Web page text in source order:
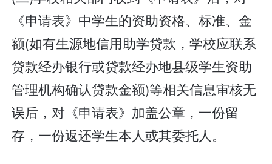
《申请表》中学生的资助资格、标准、金
额(如有生源地信用助学贷款，学校应联系
贷款经办银行或贷款经办地县级学生资助
管理机构确认贷款金额)等相关信息审核无
误后，对《申请表》加盖公章，一份留
存，一份返还学生本人或其委托人。